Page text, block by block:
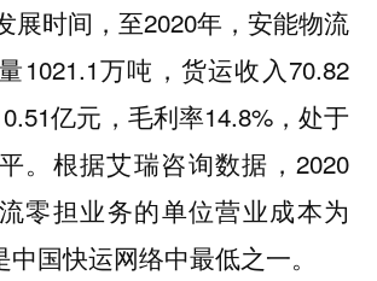
展时间，至2020年，安能物流
1021.1万吨，货运收入70.82
亿元，毛利率14.8%，处于
。根据艾瑞咨询数据，2020
零担业务的单位营业成本为
国快运网络中最低之一。